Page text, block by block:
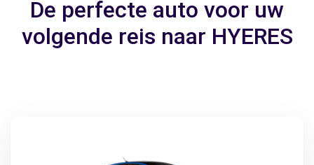
De perfecte auto voor uw
volgende reis naar HYERES